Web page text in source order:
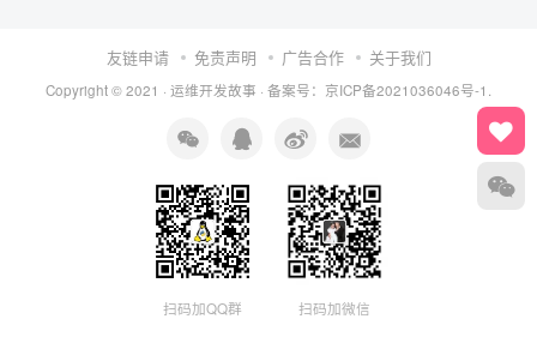
友链申请 免责声明 广告合作 关于我们
Copyright © 2021 · 运维开发故事 · 备案号：京ICP备2021036046号-1.
扫码加QQ群 扫码加微信